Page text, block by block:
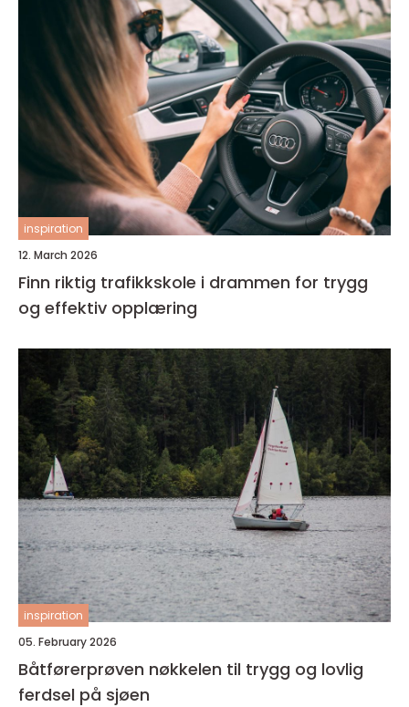
inspiration
12. March 2026
Finn riktig trafikkskole i drammen for trygg
og effektiv opplæring
inspiration
05. February 2026
Båtførerprøven nøkkelen til trygg og lovlig
ferdsel på sjøen